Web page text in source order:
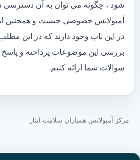
شود ، چگونه می توان به آن دسترسی
آمبولانس خصوصی چیست و همچنین
در این باب وجود دارند که در این
بررسی این موضوعات پرداخته و
سوالات شما ارائه کنیم.
مرکز آمبولانس همیاران سلامت ایثار